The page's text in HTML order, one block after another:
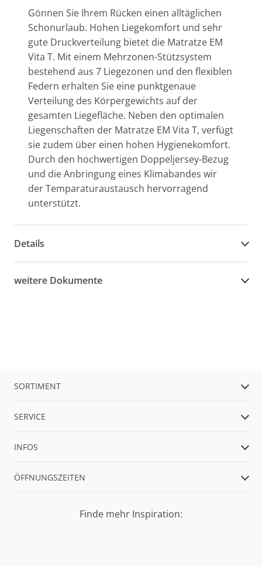
Gönnen Sie Ihrem Rücken einen alltäglichen
Schonurlaub. Hohen Liegekomfort und sehr
gute Druckverteilung bietet die Matratze EM
Vita T. Mit einem Mehrzonen-Stützsystem
bestehend aus 7 Liegezonen und den flexiblen
Federn erhalten Sie eine punktgenaue
Verteilung des Körpergewichts auf der
gesamten Liegefläche. Neben den optimalen
Liegenschaften der Matratze EM Vita T, verfügt
sie zudem über einen hohen Hygienekomfort.
Durch den hochwertigen Doppeljersey-Bezug
und die Anbringung eines Klimabandes wir
der Temparaturaustausch hervorragend
unterstützt.
Details
weitere Dokumente
SORTIMENT
SERVICE
INFOS
ÖFFNUNGSZEITEN
Finde mehr Inspiration: